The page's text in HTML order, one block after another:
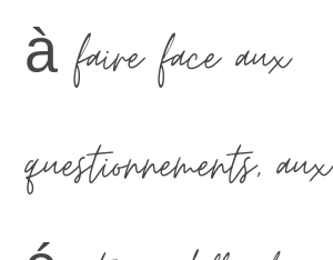
à faire face aux
questionnements, aux